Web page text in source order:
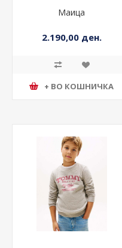
Маица
2.190,00 ден.
+ ВО КОШНИЧКА